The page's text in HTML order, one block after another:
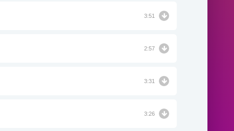
3:51
2:57
3:31
3:26